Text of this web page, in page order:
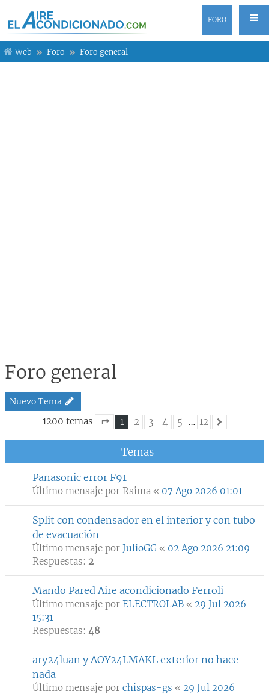
FORO
Web Foro Foro general
Foro general
Nuevo Tema
1200 temas
Página1de12
1 2 3 4 5 … 12
Siguiente
Temas
Panasonic error F91
Último mensaje por Rsima « 07 Ago 2026 01:01
Split con condensador en el interior y con tubo
de evacuación
Último mensaje por JulioGG « 02 Ago 2026 21:09
Respuestas: 2
Mando Pared Aire acondicionado Ferroli
Último mensaje por ELECTROLAB « 29 Jul 2026
15:31
Respuestas: 48
ary24luan y AOY24LMAKL exterior no hace
nada
Último mensaje por chispas-gs « 29 Jul 2026